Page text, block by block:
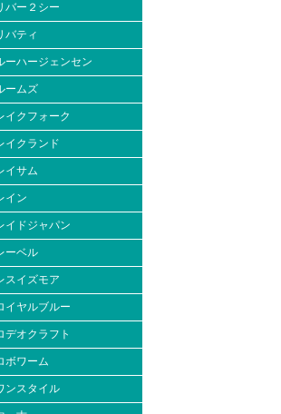
バー２シー
バティ
ーハージェンセン
ームズ
イクフォーク
イクランド
イサム
イン
イドジャパン
ーベル
スイズモア
イヤルブルー
デオクラフト
ボワーム
ンスタイル